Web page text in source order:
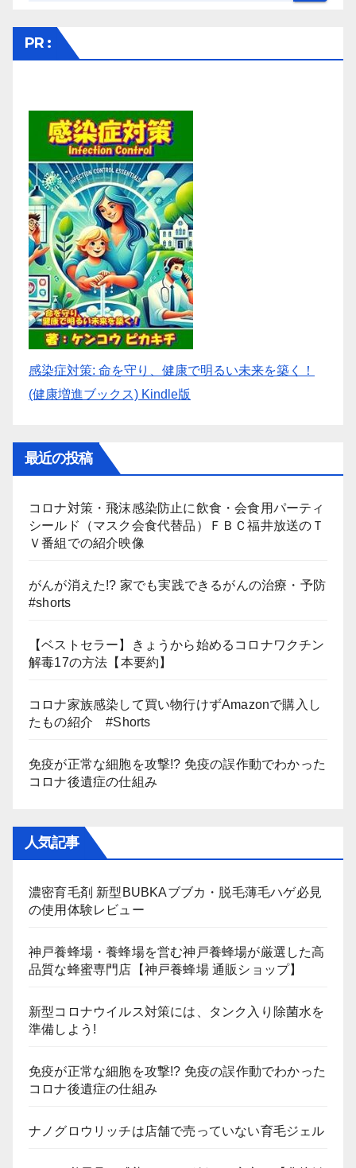
PR :
感染症対策: 命を守り、健康で明るい未来を築く！
(健康増進ブックス) Kindle版
最近の投稿
コロナ対策・飛沫感染防止に飲食・会食用パーティ
シールド（マスク会食代替品）ＦＢＣ福井放送のＴ
Ｖ番組での紹介映像
がんが消えた!? 家でも実践できるがんの治療・予防
#shorts
【ベストセラー】きょうから始めるコロナワクチン
解毒17の方法【本要約】
コロナ家族感染して買い物行けずAmazonで購入し
たもの紹介 #Shorts
免疫が正常な細胞を攻撃!? 免疫の誤作動でわかった
コロナ後遺症の仕組み
人気記事
濃密育毛剤 新型BUBKAブブカ・脱毛薄毛ハゲ必見
の使用体験レビュー
神戸養蜂場・養蜂場を営む神戸養蜂場が厳選した高
品質な蜂蜜専門店【神戸養蜂場 通販ショップ】
新型コロナウイルス対策には、タンク入り除菌水を
準備しよう!
免疫が正常な細胞を攻撃!? 免疫の誤作動でわかった
コロナ後遺症の仕組み
ナノグロウリッチは店舗で売っていない育毛ジェル